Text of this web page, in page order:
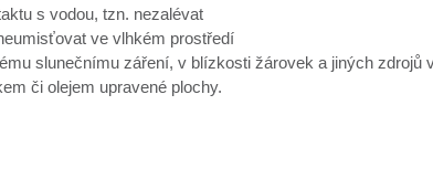
s vodou, tzn. nezalévat
ve vlhkém prostředí
slunečnímu záření, v blízkosti žárovek a jiných zdrojů
či olejem upravené plochy.